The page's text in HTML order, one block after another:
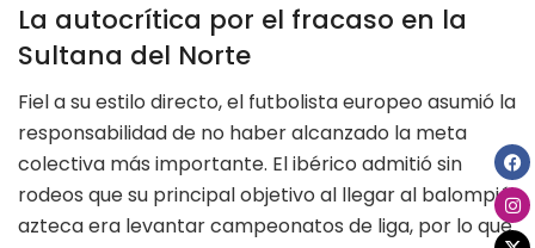
La autocrítica por el fracaso en la
Sultana del Norte
Fiel a su estilo directo, el futbolista europeo asumió la
responsabilidad de no haber alcanzado la meta
colectiva más importante. El ibérico admitió sin
rodeos que su principal objetivo al llegar al balompié
azteca era levantar campeonatos de liga, por lo que